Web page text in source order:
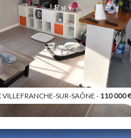
VILLEFRANCHE-SUR-SAÔNE -110 000€